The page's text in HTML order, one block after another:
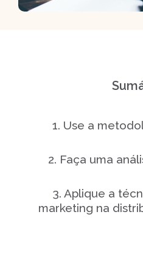
1. Use a
2. Faça uma
3. Aplique a
marketing na